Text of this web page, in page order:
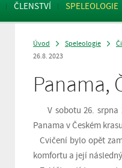
ČLENSTVÍ SPELEOLOGIE
Úvod Speleologie
26.8. 2023
Panama,
V sobotu 26. srpna
Panama v Českém
Cvičení bylo opět
komfortu a její